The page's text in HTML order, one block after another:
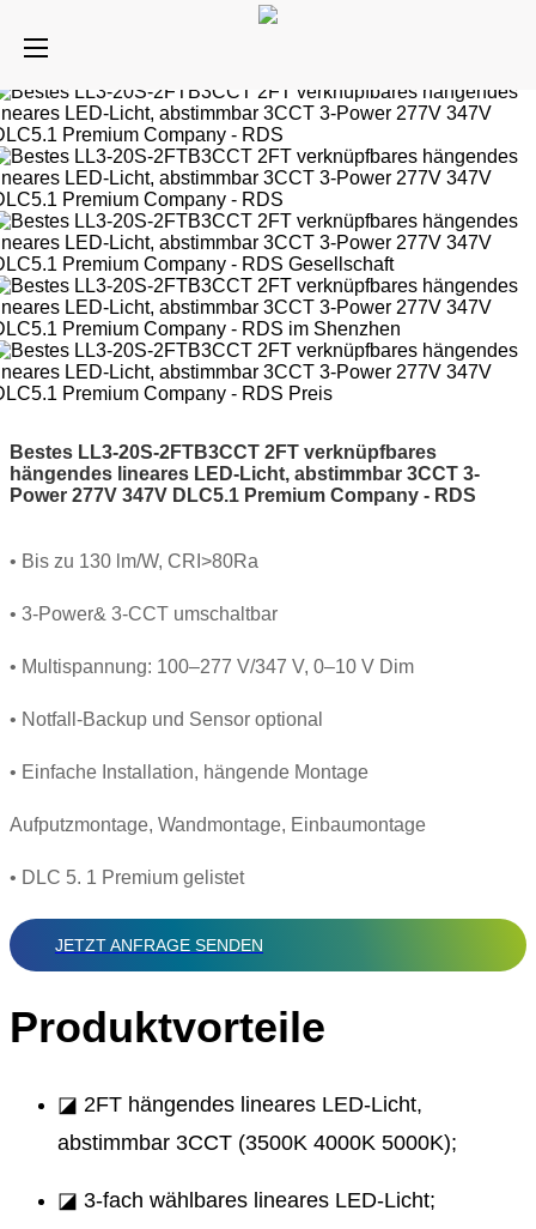
Bestes LL3-20S-2FTB3CCT 2FT verknüpfbares
hängendes lineares LED-Licht, abstimmbar 3CCT 3-
Power 277V 347V DLC5.1 Premium Company - RDS
• Bis zu 130 lm/W, CRI>80Ra
• 3-Power& 3-CCT umschaltbar
• Multispannung: 100–277 V/347 V, 0–10 V Dim
• Notfall-Backup und Sensor optional
• Einfache Installation, hängende Montage
Aufputzmontage, Wandmontage, Einbaumontage
• DLC 5. 1 Premium gelistet
JETZT ANFRAGE SENDEN
Produktvorteile
◪ 2FT hängendes lineares LED-Licht,
abstimmbar 3CCT (3500K 4000K 5000K);
◪ 3-fach wählbares lineares LED-Licht;